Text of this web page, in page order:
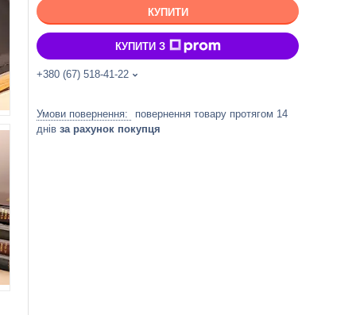
КУПИТИ
КУПИТИ З
+380 (67) 518-41-22
повернення товару протягом 14
днів за рахунок покупця